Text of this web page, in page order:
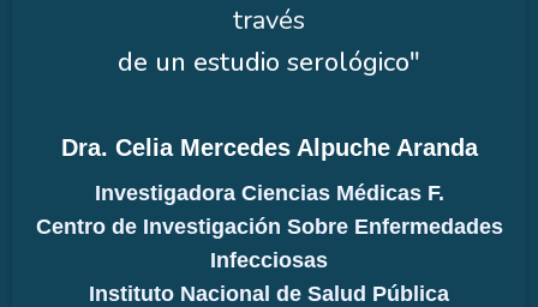
través
de un estudio serológico"
Dra. Celia Mercedes Alpuche Aranda
Investigadora Ciencias Médicas F.
Centro de Investigación Sobre Enfermedades
Infecciosas
Instituto Nacional de Salud Pública